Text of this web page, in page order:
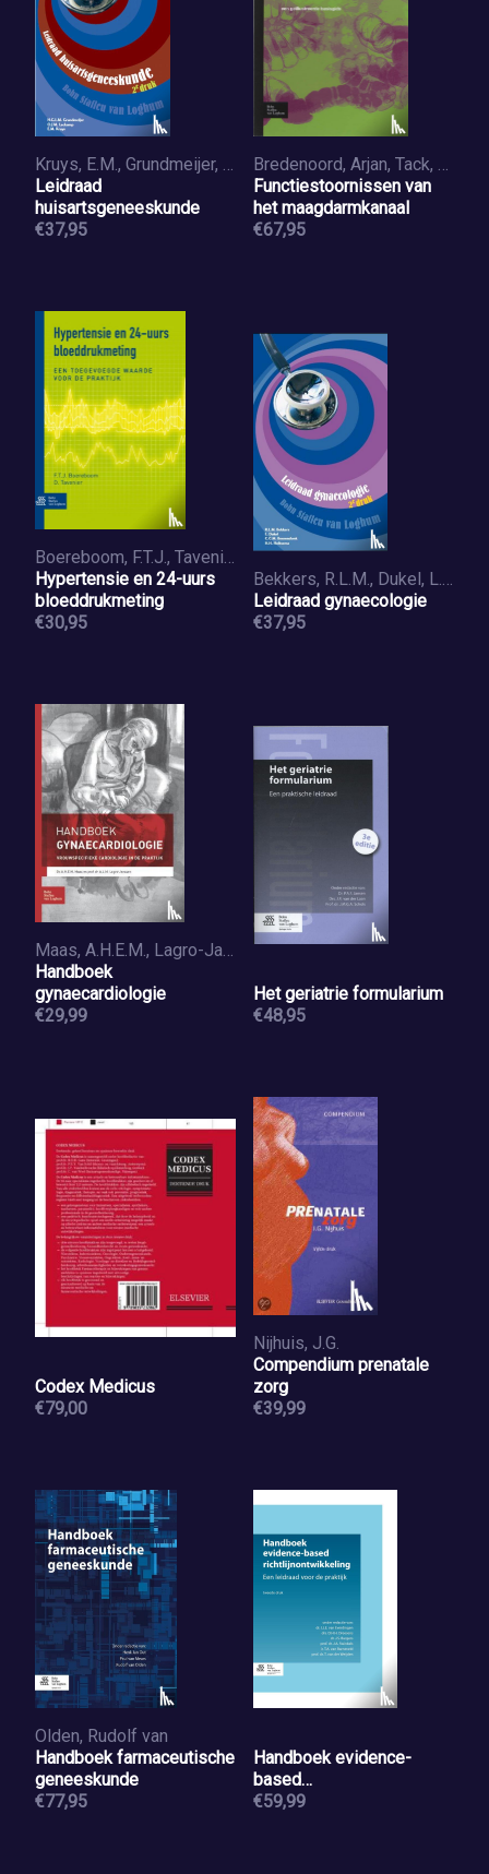
Kruys, E.M., Grundmeijer, H.G.L.M., Lackamp, O.J.M.
Leidraad
huisartsgeneeskunde
€37,95
Bredenoord, Arjan, Tack, Jan, Smout, André
Functiestoornissen van
het maagdarmkanaal
€67,95
Boereboom, F.T.J., Tavenier, D.
Hypertensie en 24-uurs
bloeddrukmeting
€30,95
Bekkers, R.L.M., Dukel, L., Beerendonk, C.C.M., Holtsema, H.H.
Leidraad gynaecologie
€37,95
Maas, A.H.E.M., Lagro-Janssen, A.L.M.
Handboek
gynaecardiologie
€29,99
Het geriatrie formularium
€48,95
Codex Medicus
€79,00
Nijhuis, J.G.
Compendium prenatale
zorg
€39,99
Olden, Rudolf van
Handboek farmaceutische
geneeskunde
€77,95
Handboek evidence-
based
richtlijnontwikkeling
€59,99